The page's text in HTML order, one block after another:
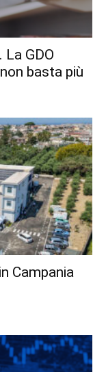
GDO
basta più
Campania